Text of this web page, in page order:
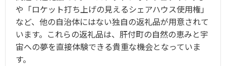
や「ロケット打ち上げの見えるシェアハウス使用権」
など、他の自治体にはない独自の返礼品が用意されて
います。これらの返礼品は、肝付町の自然の恵みと宇
宙への夢を直接体験できる貴重な機会となっていま
す。